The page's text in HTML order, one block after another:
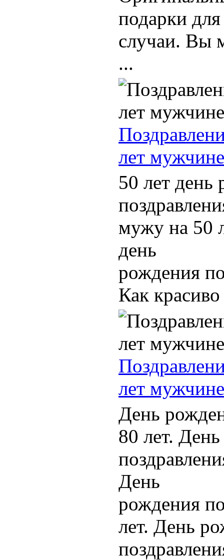
подарки
случаи. Вы
...
лет
50 лет день
мужу на 50
день
рождения
Как
лет мужчине
День
80 лет.
День
рождения
лет. День